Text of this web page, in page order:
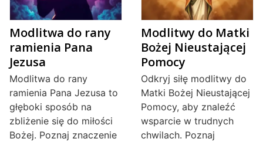
Modlitwa do rany
ramienia Pana
Jezusa
Modlitwa do rany
ramienia Pana Jezusa to
głęboki sposób na
zbliżenie się do miłości
Bożej. Poznaj znaczenie
Modlitwy do Matki
Bożej Nieustającej
Pomocy
Odkryj siłę modlitwy do
Matki Bożej Nieustającej
Pomocy, aby znaleźć
wsparcie w trudnych
chwilach. Poznaj